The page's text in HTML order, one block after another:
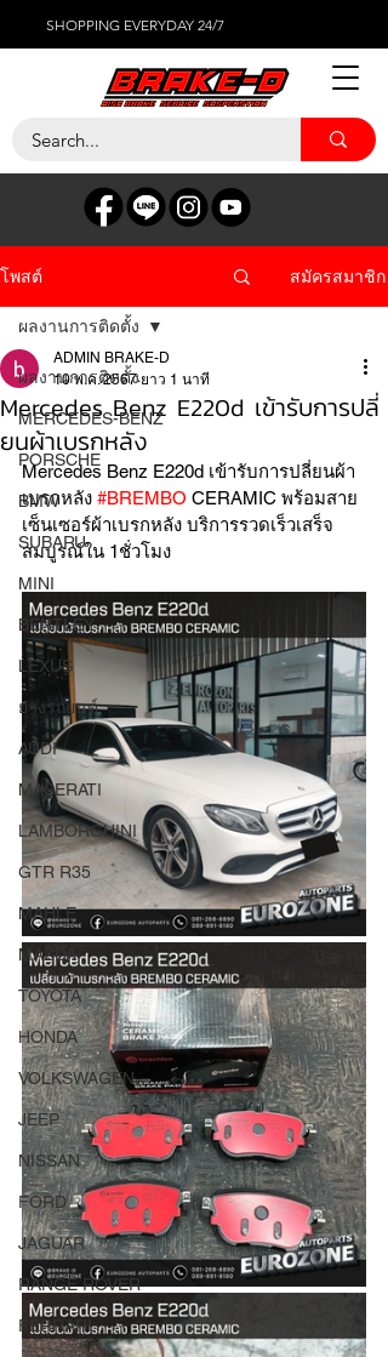
SHOPPING EVERYDAY 24/7
โพสต์ สมัครสมาชิก
ผลงานการติดตั้ง
MERCEDES-BENZ
PORSCHE
BMW
SUBARU
MINI
BENTLEY
LEXUS
ยางรถยนต์
AUDI
MASERATI
LAMBORGHINI
GTR R35
MAHLE
MAZDA
TOYOTA
HONDA
VOLKSWAGEN
JEEP
NISSAN
FORD
JAGUAR
RANGE ROVER
FERRARI
ผลงานการติดตั้ง
Mercedes Benz E220d เข้ารับการปลี่
ยนผ้าเบรกหลัง
ADMIN BRAKE-D
10 พ.ค. 2567 ยาว 1 นาที
Mercedes Benz E220d เข้ารับการปลี่ยนผ้า
เบรกหลัง #BREMBO CERAMIC พร้อมสาย
เซ็นเซอร์ผ้าเบรกหลัง บริการรวดเร็วเสร็จ
สมบูรณ์ใน 1ชั่วโมง